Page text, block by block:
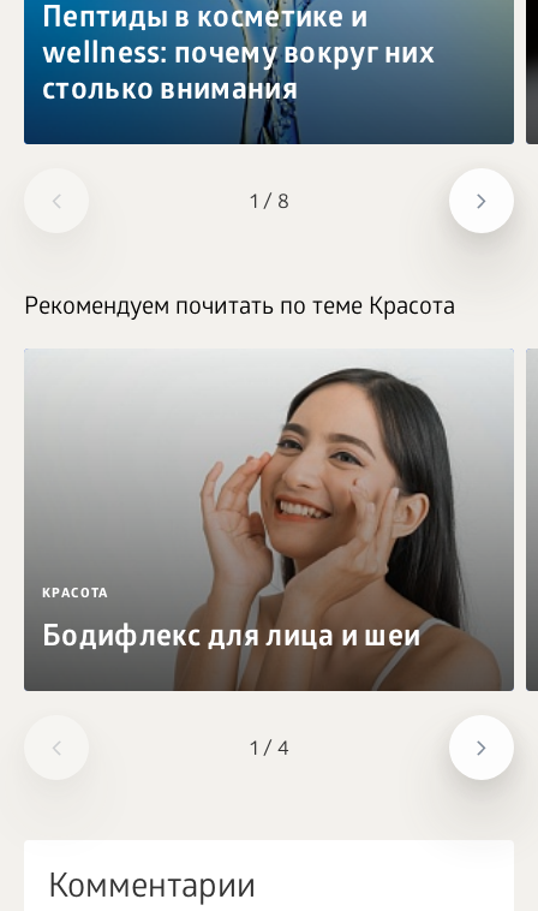
1 / 8
Пептиды в косметике и
wellness: почему вокруг них
столько внимания
1 / 4
Рекомендуем почитать по теме Красота
КРАСОТА
Бодифлекс для лица и шеи
Комментарии